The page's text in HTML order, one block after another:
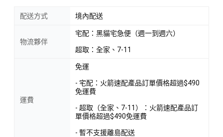
配送方式 境內配送
物流夥伴
宅配：黑貓宅急便（週一到週六）
超取：全家、7-11
運費
免運
- 宅配：火箭速配產品訂單價格超過$490
免運費
- 超取（全家、7-11）：火箭速配產品訂
單價格超過$490免運費
- 暫不支援離島配送